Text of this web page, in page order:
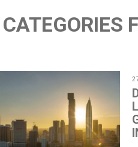
CATEGORIES